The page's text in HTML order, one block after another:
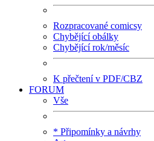
Rozpracované comicsy
Chybějící obálky
Chybějící rok/měsíc
K přečtení v PDF/CBZ
FORUM
Vše
* Připomínky a návrhy